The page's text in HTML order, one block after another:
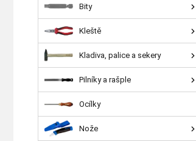
Bity
Kleště
Kladiva, palice a sekery
Pilníky a rašple
Ocílky
Nože